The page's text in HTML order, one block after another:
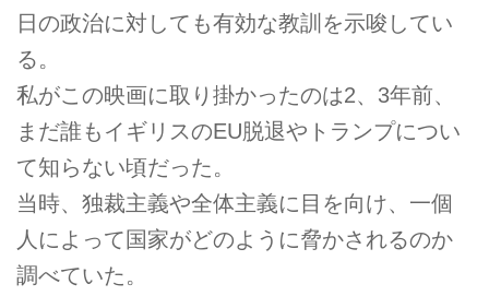
日の政治に対しても有効な教訓を示唆してい
る。
私がこの映画に取り掛かったのは2、3年前、
まだ誰もイギリスのEU脱退やトランプについ
て知らない頃だった。
当時、独裁主義や全体主義に目を向け、一個
人によって国家がどのように脅かされるのか
調べていた。